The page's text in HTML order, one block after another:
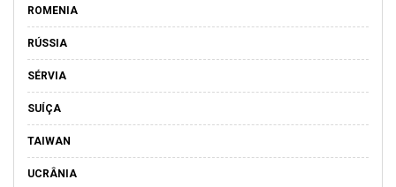
ROMENIA
RÚSSIA
SÉRVIA
SUÍÇA
TAIWAN
UCRÂNIA